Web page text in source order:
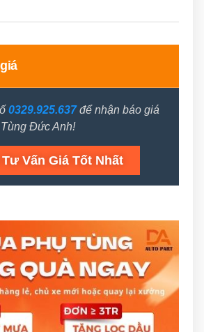
0329.925.637để nhận báo giá
Đức Anh!
Vấn Giá Tốt Nhất